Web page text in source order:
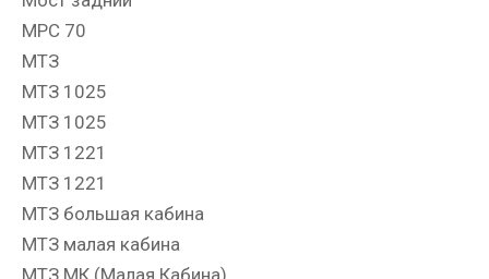
МРС 70
МТЗ
МТЗ 1025
МТЗ 1025
МТЗ 1221
МТЗ 1221
МТЗ большая кабина
МТЗ малая кабина
МТЗ МК (Малая Кабина)